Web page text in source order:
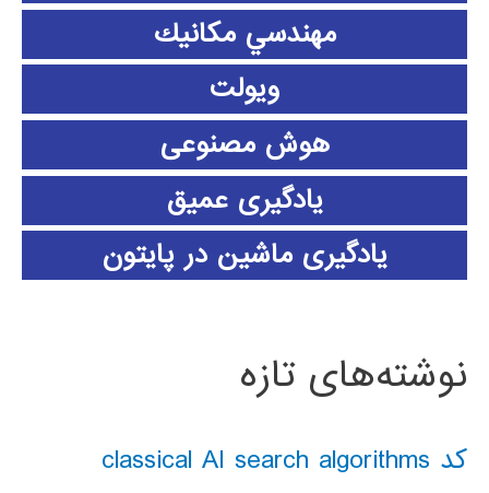
مهندسي مكانيك
ویولت
هوش مصنوعی
یادگیری عمیق
یادگیری ماشین در پایتون
نوشته‌های تازه
کد classical AI search algorithms